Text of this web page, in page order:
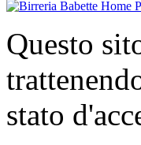
Questo
stato